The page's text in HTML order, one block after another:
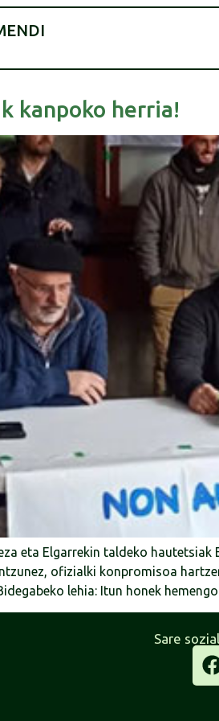
kanpoko herria!
eta Elgarrekin taldeko
ofizialki konpromisoa
lehia: Itun honek
Sare